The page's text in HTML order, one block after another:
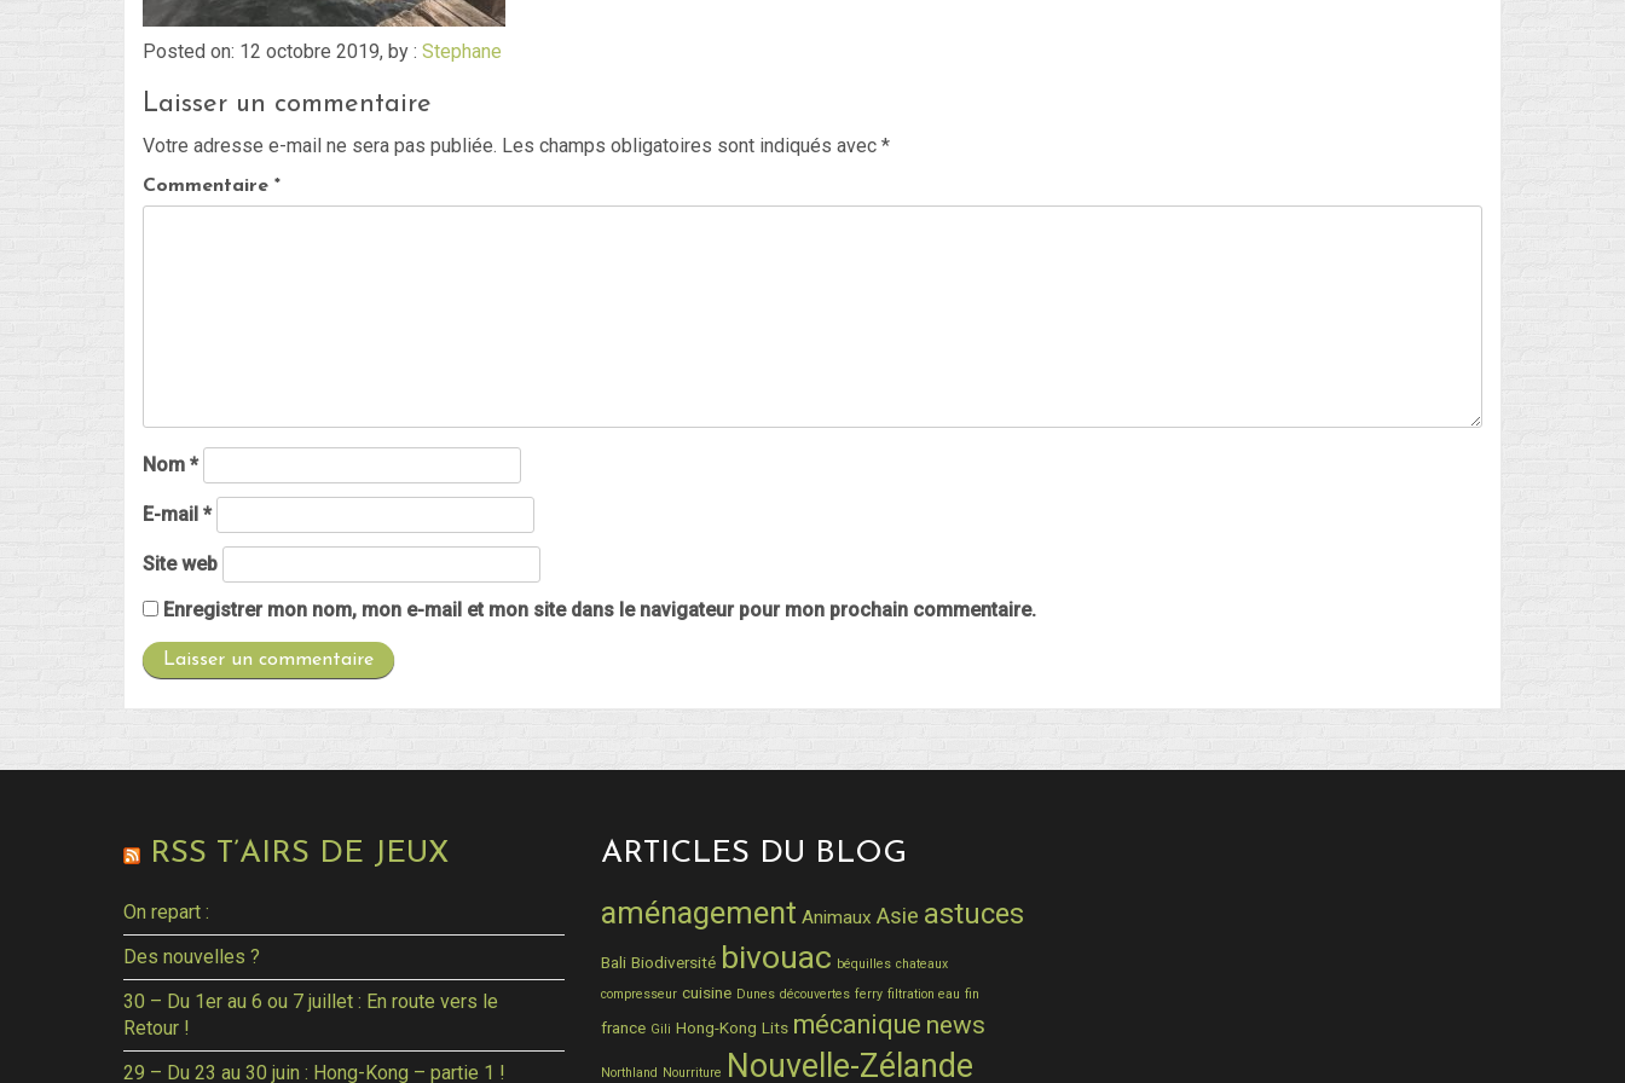
Posted on: 12 octobre 2019, by : Stephane
Laisser un commentaire
Votre adresse e-mail ne sera pas publiée. Les champs obligatoires sont indiqués avec *
Commentaire *
Nom *
E-mail *
Site web
Enregistrer mon nom, mon e-mail et mon site dans le navigateur pour mon prochain commentaire.
RSS T’AIRS DE JEUX
On repart :
Des nouvelles ?
30 – Du 1er au 6 ou 7 juillet : En route vers le
Retour !
29 – Du 23 au 30 juin : Hong-Kong – partie 1 !
ARTICLES DU BLOG
aménagement Animaux Asie astuces
Bali Biodiversité bivouac béquilles chateaux
compresseur cuisine Dunes découvertes ferry filtration eau fin
france Gili Hong-Kong Lits mécanique news
Northland Nourriture Nouvelle-Zélande